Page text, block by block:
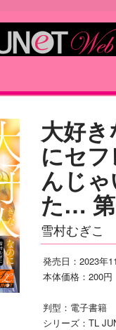
大好
にセ
んじ
た…
雪村むぎこ
発売日：2023年
本体価格：200円
判型：電子書籍
シリーズ：TL